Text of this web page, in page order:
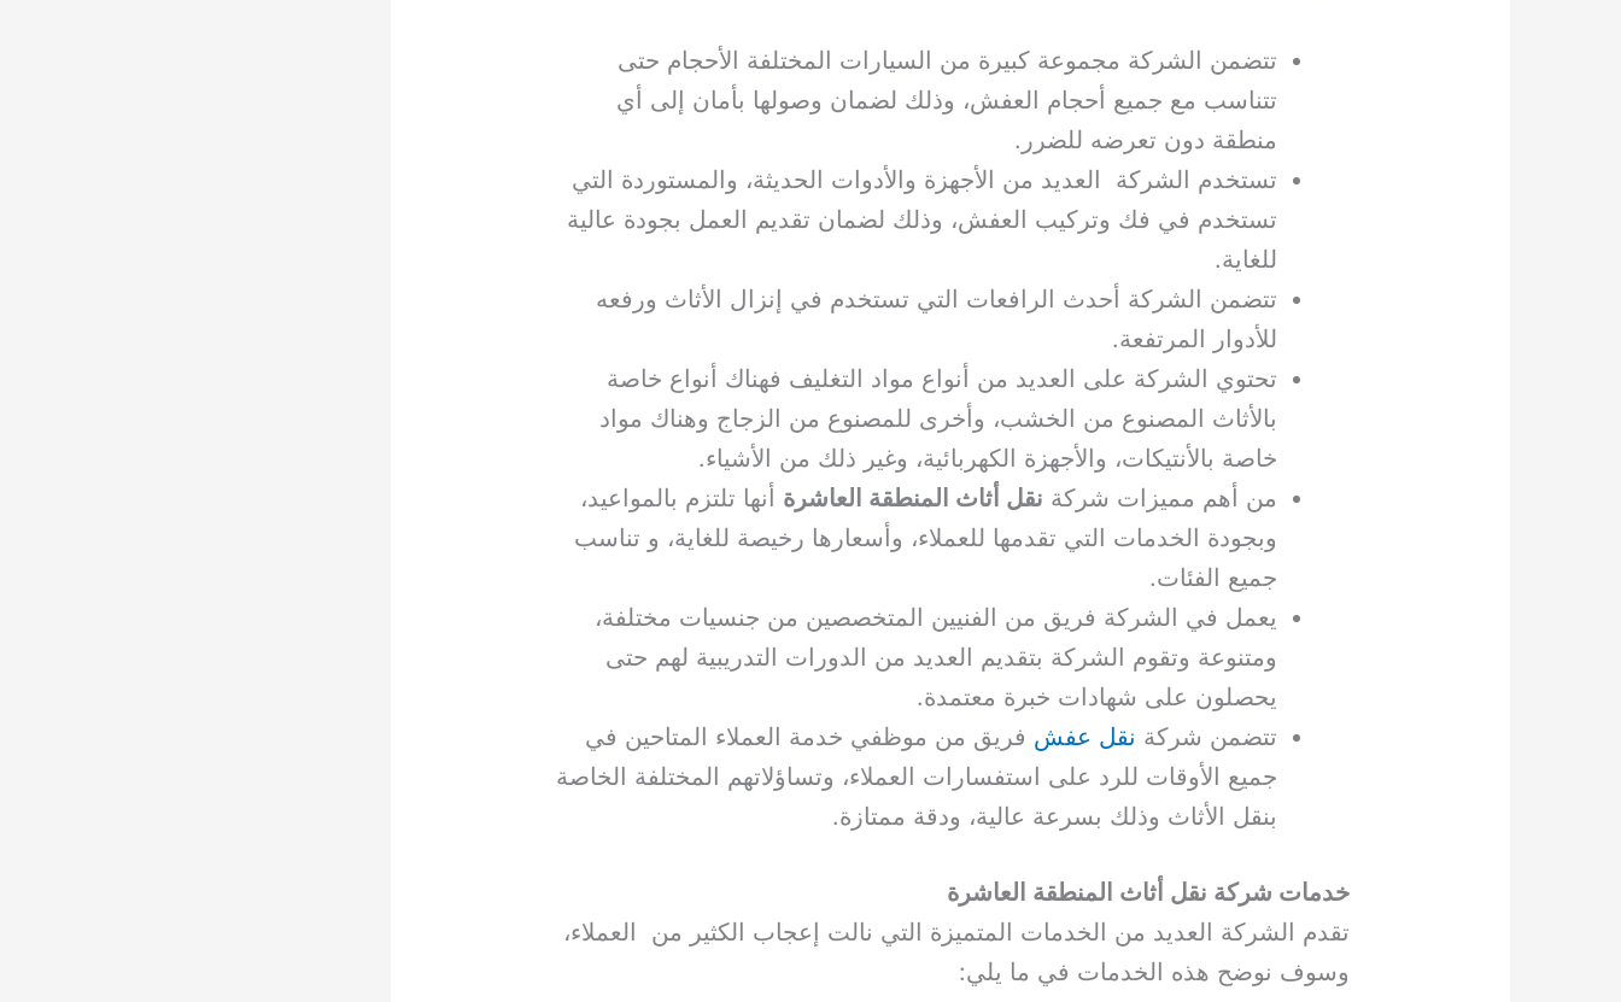
تتضمن الشركة مجموعة كبيرة من السيارات المختلفة الأحجام حتى
تتناسب مع جميع أحجام العفش، وذلك لضمان وصولها بأمان إلى أي
منطقة دون تعرضه للضرر.
تستخدم الشركة العديد من الأجهزة والأدوات الحديثة، والمستوردة التي
تستخدم في فك وتركيب العفش، وذلك لضمان تقديم العمل بجودة عالية
للغاية.
تتضمن الشركة أحدث الرافعات التي تستخدم في إنزال الأثاث ورفعه
للأدوار المرتفعة.
تحتوي الشركة على العديد من أنواع مواد التغليف فهناك أنواع خاصة
بالأثاث المصنوع من الخشب، وأخرى للمصنوع من الزجاج وهناك مواد
خاصة بالأنتيكات، والأجهزة الكهربائية، وغير ذلك من الأشياء.
من أهم مميزات شركة نقل أثاث المنطقة العاشرة أنها تلتزم بالمواعيد،
وبجودة الخدمات التي تقدمها للعملاء، وأسعارها رخيصة للغاية، و تناسب
جميع الفئات.
يعمل في الشركة فريق من الفنيين المتخصصين من جنسيات مختلفة،
ومتنوعة وتقوم الشركة بتقديم العديد من الدورات التدريبية لهم حتى
يحصلون على شهادات خبرة معتمدة.
تتضمن شركة نقل عفش فريق من موظفي خدمة العملاء المتاحين في
جميع الأوقات للرد على استفسارات العملاء، وتساؤلاتهم المختلفة الخاصة
بنقل الأثاث وذلك بسرعة عالية، ودقة ممتازة.
خدمات شركة نقل أثاث المنطقة العاشرة
تقدم الشركة العديد من الخدمات المتميزة التي نالت إعجاب الكثير من العملاء،
وسوف نوضح هذه الخدمات في ما يلي: